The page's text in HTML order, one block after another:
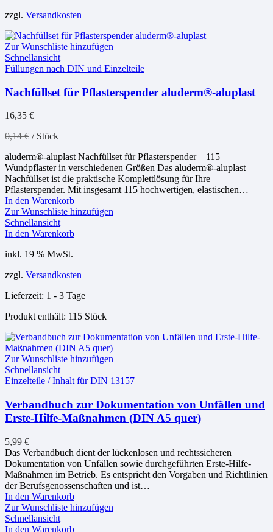
zzgl. Versandkosten
Zur Wunschliste hinzufügen
Schnellansicht
Füllungen nach DIN und Einzelteile
Nachfüllset für Pflasterspender aluderm®-aluplast
16,35 €
0,14€ / Stück
aluderm®-aluplast Nachfüllset für Pflasterspender – 115
Wundpflaster in verschiedenen Größen Das aluderm®-aluplast
Nachfüllset ist die praktische Komplettlösung für Ihre
Pflasterspender. Mit insgesamt 115 hochwertigen, elastischen…
In den Warenkorb
Zur Wunschliste hinzufügen
Schnellansicht
In den Warenkorb
inkl. 19 % MwSt.
zzgl. Versandkosten
Lieferzeit: 1 - 3 Tage
Produkt enthält: 115 Stück
Zur Wunschliste hinzufügen
Schnellansicht
Einzelteile / Inhalt für DIN 13157
Verbandbuch zur Dokumentation von Unfällen und
Erste-Hilfe-Maßnahmen (DIN A5 quer)
5,99 €
Das Verbandbuch dient der lückenlosen und rechtssicheren
Dokumentation von Unfällen sowie durchgeführten Erste-Hilfe-
Maßnahmen im Betrieb. Es entspricht den Vorgaben und Richtlinien
der Berufsgenossenschaften und ist…
In den Warenkorb
Zur Wunschliste hinzufügen
Schnellansicht
In den Warenkorb